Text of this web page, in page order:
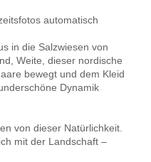
automatisch
in die Salzwiesen von
Weite, dieser nordische
bewegt und dem Kleid
Dynamik
von dieser Natürlichkeit.
mit der Landschaft –